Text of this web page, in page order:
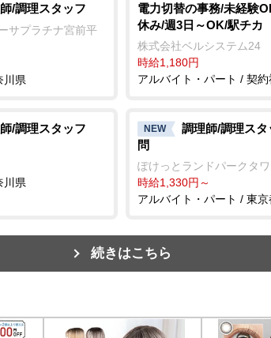
/調理スタッフ
サプラチナ宮前平
川県
電力切替の事務/未経験
休み/週3日～OK/駅チカ
株式会社ベルシステム24
時給1,180円
アルバイト・パート / 契
/調理スタッフ
川県
NEW
調理師/調理ス
問
ぽけっとランドパークタワ
時給1,330円～
アルバイト・パート / 東京
続きはこちら